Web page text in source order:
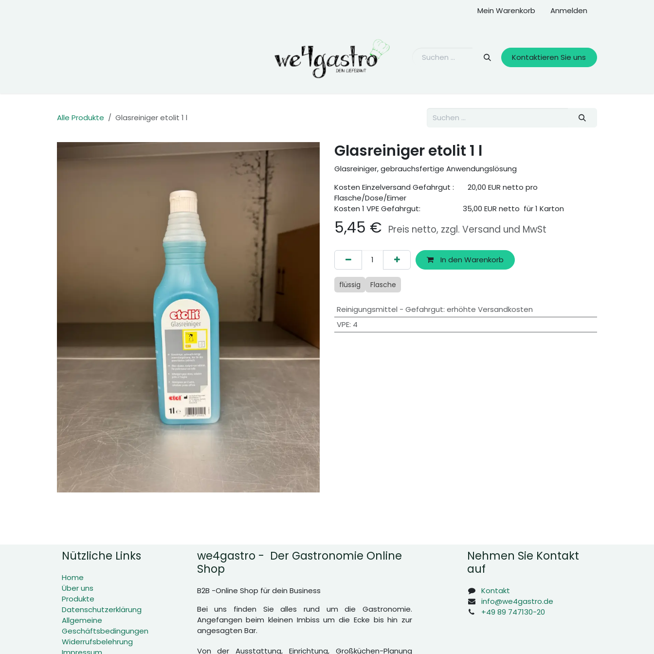
Mein Warenkorb Anmelden
Kontaktieren Sie uns
Alle Produkte Glasreiniger etolit 1 l
Glasreiniger etolit 1 l
Glasreiniger, gebrauchsfertige Anwendungslösung
Kosten Einzelversand Gefahrgut : 20,00 EUR netto pro
Flasche/Dose/Eimer
Kosten 1 VPE Gefahrgut:
​ 35,00 EUR netto für 1 Karton
5,45 € Preis netto, zzgl. Versand und MwSt
In den Warenkorb
flüssig Flasche
Reinigungsmittel - Gefahrgut: erhöhte Versandkosten
VPE: 4
Nützliche Links
Home
Über uns
Produkte
Datenschutzerklärung
Allgemeine
Geschäftsbedingungen
Widerrufsbelehrung
we4gastro - Der Gastronomie Online
Shop
B2B -Online Shop für dein Business
Bei uns finden Sie alles rund um die Gastronomie.
Angefangen beim kleinen Imbiss um die Ecke bis hin zur
angesagten Bar.
Von der Ausstattung, Einrichtung, Großküchen-Planung
Nehmen Sie Kontakt
auf
Kontakt
info@we4gastro.de
+49 89 747130-20